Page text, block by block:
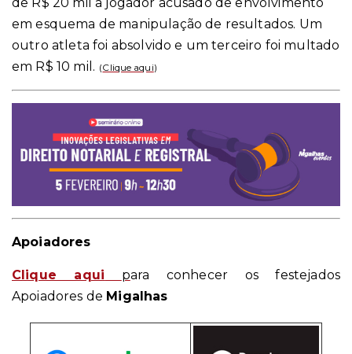
em esquema de manipulação de resultados. Um
outro atleta foi absolvido e um terceiro foi multado
em R$ 10 mil. (Clique aqui)
Apoiadores
Clique aqui para conhecer os festejados
Apoiadores de Migalhas